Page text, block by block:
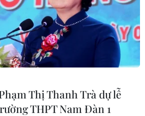
Thị Thanh Trà dự lễ
THPT Nam Đàn 1